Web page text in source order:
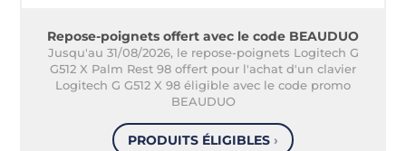
Repose-poignets offert avec le code BEAUDUO
Jusqu'au 31/08/2026, le repose-poignets Logitech G
G512 X Palm Rest 98 offert pour l'achat d'un clavier
Logitech G G512 X 98 éligible avec le code promo
BEAUDUO
PRODUITS ÉLIGIBLES ›